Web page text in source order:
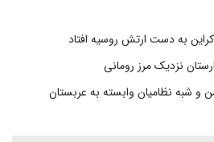
به دست ارتش روسیه افتاد
نزدیک مرز رومانی
و شبه نظامیان وابسته به عربستان